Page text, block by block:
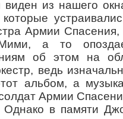
из нашего
которые
Армии
а то
об этом на
ведь
альбом, а
Армии
памяти Джона